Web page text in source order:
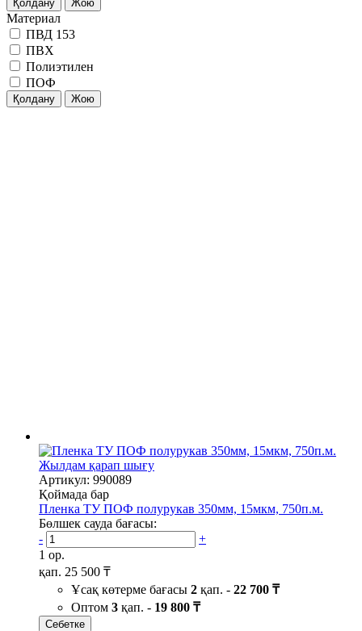
Қолдану Жою
Материал
ПВД 153
ПВХ
Полиэтилен
ПОФ
Қолдану Жою
Жылдам қарап шығу
Артикул: 990089
Қоймада бар
Пленка ТУ ПОФ полурукав 350мм, 15мкм, 750п.м.
Бөлшек сауда бағасы:
-
+
1 ор.
қап. 25 500 ₸
Ұсақ көтерме бағасы 2 қап. - 22 700 ₸
Оптом 3 қап. - 19 800 ₸
Себетке